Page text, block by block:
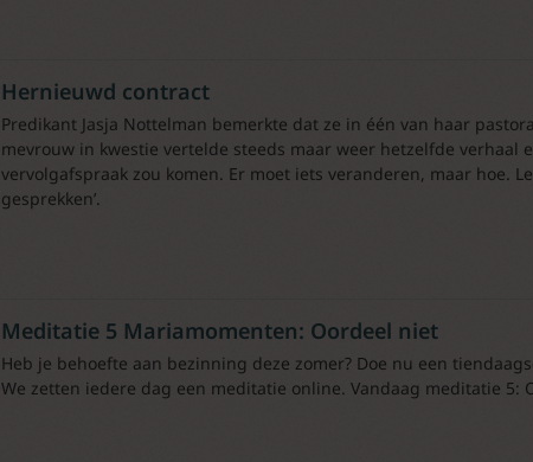
Hernieuwd contract
Predikant Jasja Nottelman bemerkte dat ze in één van haar
mevrouw in kwestie vertelde steeds maar weer hetzelfde verhaal
vervolgafspraak zou komen. Er moet iets veranderen, maar hoe.
gesprekken’.
Meditatie 5 Mariamomenten: Oordeel niet
Heb je behoefte aan bezinning deze zomer? Doe nu een
We zetten iedere dag een meditatie online. Vandaag meditatie 5: